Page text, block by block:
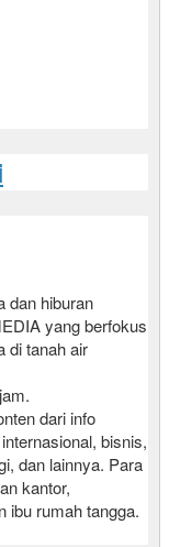
dan hiburan
yang berfokus
di tanah air
dari info
bisnis,
dan lainnya. Para
kantor,
ibu rumah tangga.